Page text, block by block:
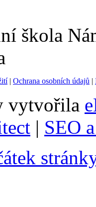
škola
| Ochrana osobních údajů |
vytvořila
| SEO